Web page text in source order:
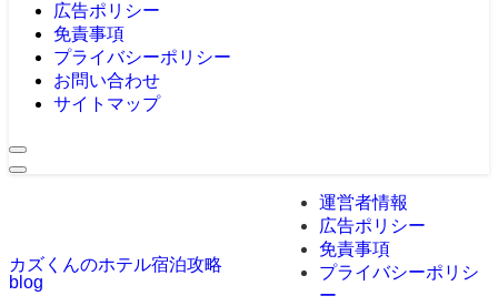
広告ポリシー
免責事項
プライバシーポリシー
お問い合わせ
サイトマップ
カズくんのホテル宿泊攻略
blog
運営者情報
広告ポリシー
免責事項
プライバシーポリシ
ー